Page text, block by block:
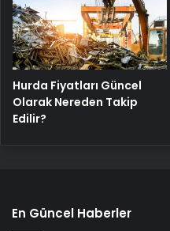
Hurda Fiyatları Güncel
Olarak Nereden Takip
Edilir?
En Güncel Haberler